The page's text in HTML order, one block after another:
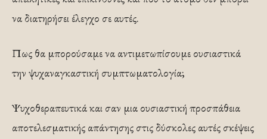
να διατηρήσει έλεγχο σε αυτές.
Πως θα μπορούσαμε να αντιμετωπίσουμε ουσιαστικά
την ψυχαναγκαστική συμπτωματολογία;
Ψυχοθεραπευτικά και σαν μια ουσιαστική προσπάθεια
αποτελεσματικής απάντησης στις δύσκολες αυτές σκέψεις